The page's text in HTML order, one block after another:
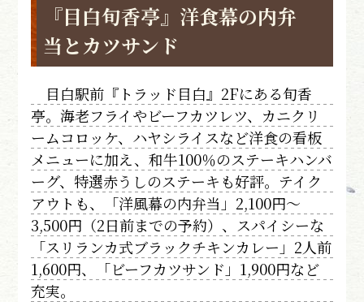
『目白旬香亭』洋食幕の内弁
当とカツサンド
目白駅前『トラッド目白』2Fにある旬香
亭。海老フライやビーフカツレツ、カニクリ
ームコロッケ、ハヤシライスなど洋食の看板
メニューに加え、和牛100％のステーキハンバ
ーグ、特選赤うしのステーキも好評。テイク
アウトも、「洋風幕の内弁当」2,100円～
3,500円（2日前までの予約）、スパイシーな
「スリランカ式ブラックチキンカレー」2人前
1,600円、「ビーフカツサンド」1,900円など
充実。